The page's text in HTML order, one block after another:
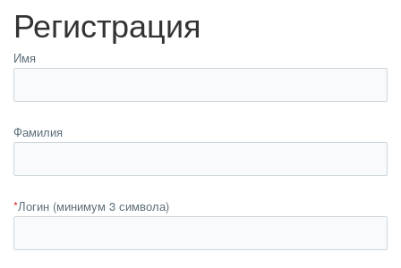
Регистрация
Имя
Фамилия
*Логин (минимум 3 символа)